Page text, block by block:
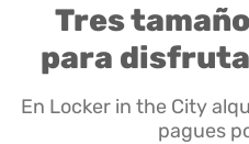
Tres
para
En Locker in the City
pagues